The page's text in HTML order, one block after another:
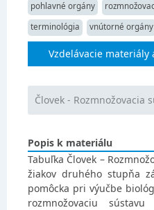
pohlavné orgány
terminológia
vnútorné orgány
Vzdelávacie materiály
Človek - Rozmnožovacia
Popis k materiálu
Tabuľka Človek –
žiakov druhého stupňa
pomôcka pri výučbe
rozmnožovaciu